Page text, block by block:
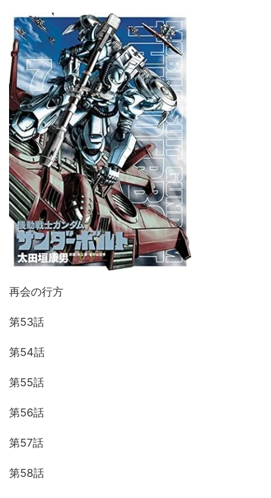
再会の行方
第53話
第54話
第55話
第56話
第57話
第58話